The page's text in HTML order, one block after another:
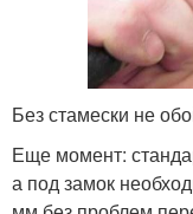
Без стамески не
Еще момент:
а под замок